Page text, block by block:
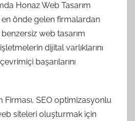
Honaz Web Tasarım
en önde gelen firmalardan
web tasarım
dijital varlıklarını
başarılarını
Firması, SEO optimizasyonlu
siteleri oluşturmak için